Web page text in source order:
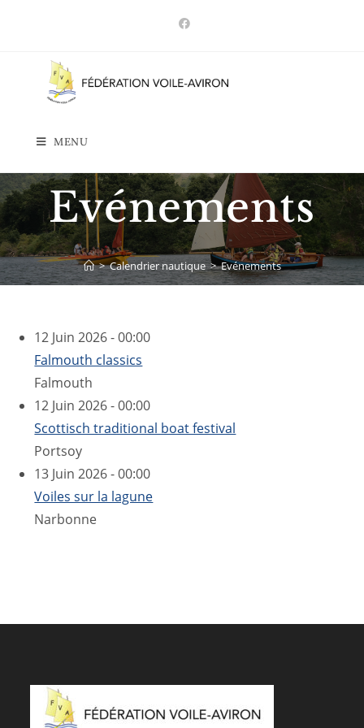
MENU
Evénements
> Calendrier nautique > Evénements
12 Juin 2026 - 00:00
Falmouth classics
Falmouth
12 Juin 2026 - 00:00
Scottisch traditional boat festival
Portsoy
13 Juin 2026 - 00:00
Voiles sur la lagune
Narbonne